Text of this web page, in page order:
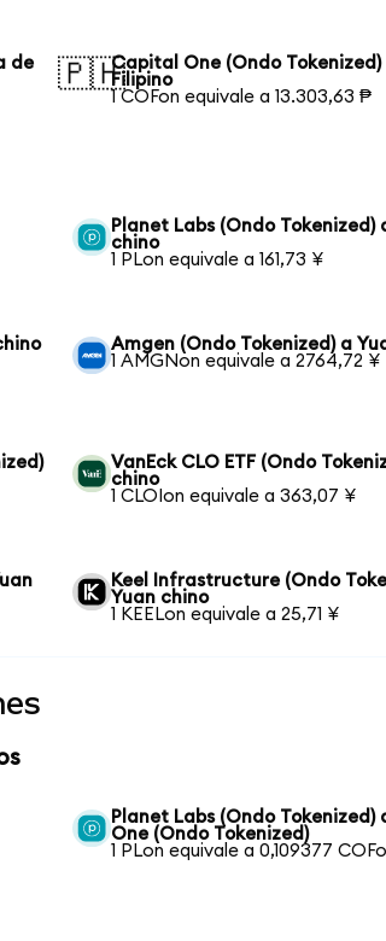
de
🇵🇭Capital One (Ondo Tokenized)
Filipino
1 COFon equivale a 13.303,63 ₱
Planet Labs (Ondo Tokenized)
chino
1 PLon equivale a 161,73 ¥
Amgen (Ondo Tokenized) a
1 AMGNon equivale a 2764,72 ¥
VanEck CLO ETF (Ondo
chino
1 CLOIon equivale a 363,07 ¥
Keel Infrastructure (Ondo
Yuan chino
1 KEELon equivale a 25,71 ¥
Planet Labs (Ondo Tokenized)
One (Ondo Tokenized)
1 PLon equivale a 0,109377